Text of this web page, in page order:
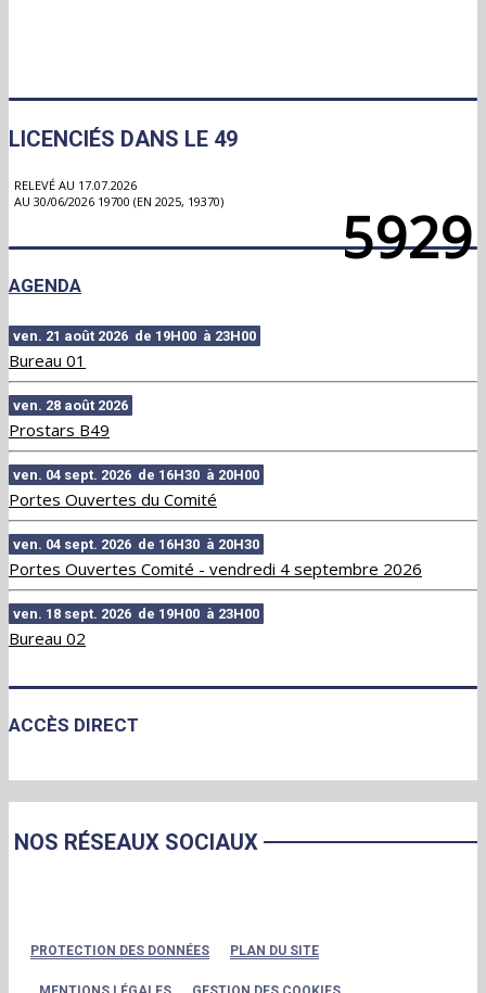
LICENCIÉS DANS LE 49
RELEVÉ AU 17.07.2026
AU 30/06/2026 19700 (EN 2025, 19370)
5929
AGENDA
ven. 21 août 2026 de 19H00 à 23H00
Bureau 01
ven. 28 août 2026
Prostars B49
ven. 04 sept. 2026 de 16H30 à 20H00
Portes Ouvertes du Comité
ven. 04 sept. 2026 de 16H30 à 20H30
Portes Ouvertes Comité - vendredi 4 septembre 2026
ven. 18 sept. 2026 de 19H00 à 23H00
Bureau 02
ACCÈS DIRECT
NOS RÉSEAUX SOCIAUX
PROTECTION DES DONNÉES PLAN DU SITE